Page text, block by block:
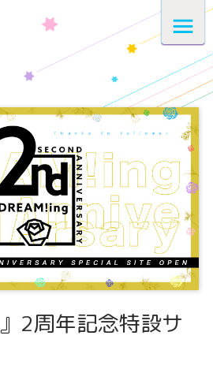
』2周年記念特設サ